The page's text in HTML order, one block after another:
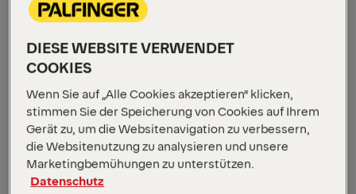
ideal für Verteilanwendungen, bei denen Effizienz
entscheidend ist. Mit ihrem vielseitigen 4-Zylinder-
Hubwerk und flexiblen Plattformoptionen ist sie ein
zuverlässiger, langlebiger Begleiter in der
weiteren Transportsegmenten.
Angebot anfordern
Angebot anfordern
Vertriebspartner finden
DIESE WEBSITE VERWENDET
COOKIES
Wenn Sie auf „Alle Cookies akzeptieren“ klicken,
stimmen Sie der Speicherung von Cookies auf Ihrem
Gerät zu, um die Websitenavigation zu verbessern,
die Websitenutzung zu analysieren und unsere
Marketingbemühungen zu unterstützen.
Datenschutz